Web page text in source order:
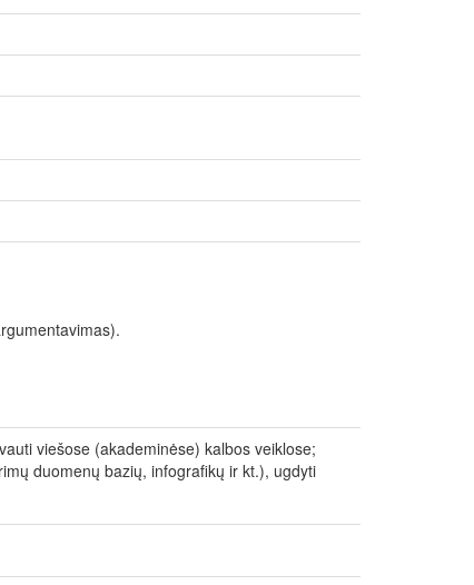
viešose (akademinėse) kalbos veiklose;
duomenų bazių, infografikų ir kt.), ugdyti